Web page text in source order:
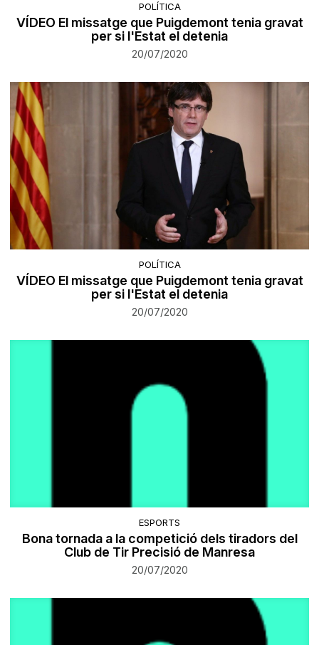
POLÍTICA
VÍDEO El missatge que Puigdemont tenia gravat
per si l'Estat el detenia
20/07/2020
POLÍTICA
VÍDEO El missatge que Puigdemont tenia gravat
per si l'Estat el detenia
20/07/2020
ESPORTS
Bona tornada a la competició dels tiradors del
Club de Tir Precisió de Manresa
20/07/2020